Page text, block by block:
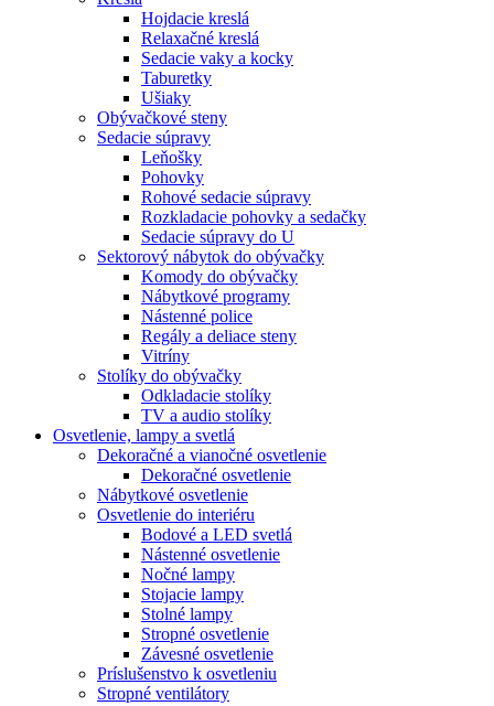
Hojdacie kreslá
Relaxačné kreslá
Sedacie vaky a kocky
Taburetky
Ušiaky
Obývačkové steny
Sedacie súpravy
Leňošky
Pohovky
Rohové sedacie súpravy
Rozkladacie pohovky a sedačky
Sedacie súpravy do U
Sektorový nábytok do obývačky
Komody do obývačky
Nábytkové programy
Nástenné police
Regály a deliace steny
Vitríny
Stolíky do obývačky
Odkladacie stolíky
TV a audio stolíky
Osvetlenie, lampy a svetlá
Dekoračné a vianočné osvetlenie
Dekoračné osvetlenie
Nábytkové osvetlenie
Osvetlenie do interiéru
Bodové a LED svetlá
Nástenné osvetlenie
Nočné lampy
Stojacie lampy
Stolné lampy
Stropné osvetlenie
Závesné osvetlenie
Príslušenstvo k osvetleniu
Stropné ventilátory